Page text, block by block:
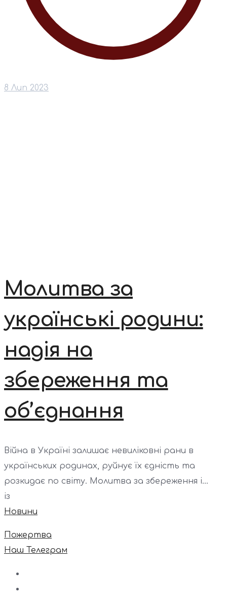
8 Лип 2023
Молитва за
українські родини:
надія на
збереження та
об’єднання
Війна в Україні залишає невиліковні рани в
українських родинах, руйнує їх єдність та
розкидає по світу. Молитва за збереження і...
із
Новини
Пожертва
Наш Телеграм